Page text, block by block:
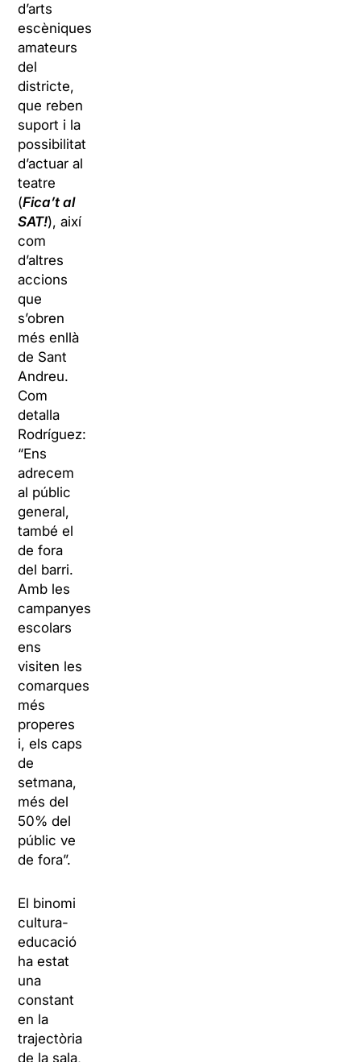
d’arts
escèniques
amateurs
del
districte,
que reben
suport i la
possibilitat
d’actuar al
teatre
(Fica’t al
SAT!), així
com
d’altres
accions
que
s’obren
més enllà
de Sant
Andreu.
Com
detalla
Rodríguez:
“Ens
adrecem
al públic
general,
també el
de fora
del barri.
Amb les
campanyes
escolars
ens
visiten les
comarques
més
properes
i, els caps
de
setmana,
més del
50% del
públic ve
de fora”.
El binomi
cultura-
educació
ha estat
una
constant
en la
trajectòria
de la sala,